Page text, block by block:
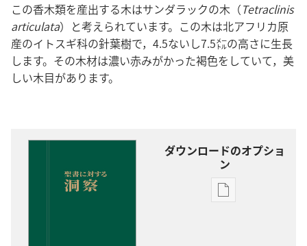
この香木類を産出する木はサンダラックの木（Tetraclinis
articulata）と考えられています。この木は北アフリカ原
産のイトスギ科の針葉樹で，4.5ないし7.5㍍の高さに生長
します。その木材は濃い赤みがかった褐色をしていて，美
しい木目があります。
ダウンロードのオプショ
ン
出